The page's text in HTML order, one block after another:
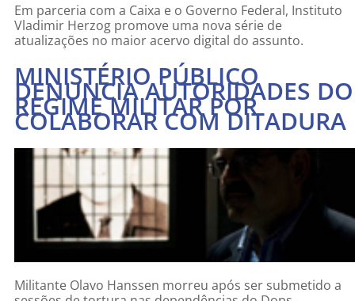
Em parceria com a Caixa e o Governo Federal, Instituto
Vladimir Herzog promove uma nova série de
atualizações no maior acervo digital do assunto.
MINISTÉRIO PÚBLICO
DENUNCIA AUTORIDADES DO
REGIME MILITAR POR
COLABORAR COM DITADURA
Militante Olavo Hanssen morreu após ser submetido a